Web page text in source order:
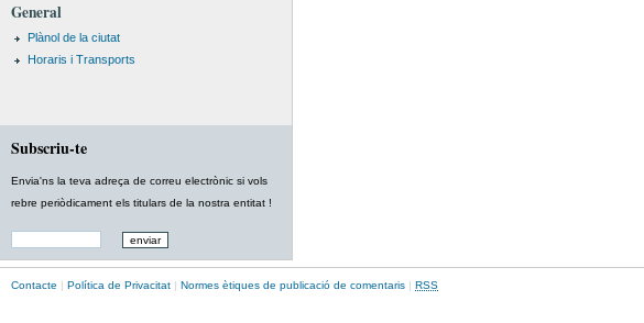
General
Plànol de la ciutat
Horaris i Transports
Subscriu-te
Envia'ns la teva adreça de correu electrònic si vols
rebre periòdicament els titulars de la nostra entitat !
Contacte | Política de Privacitat | Normes ètiques de publicació de comentaris | RSS